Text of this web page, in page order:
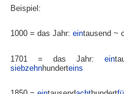
Beispiel:
1000 = das Jahr:eintausend ~
1701 = das Jahr: ein
siebzehnhunderteins